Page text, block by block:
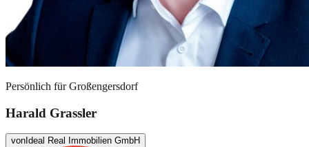
Persönlich fürGroßengersdorf
Harald Grassler
von Ideal Real Immobilien GmbH